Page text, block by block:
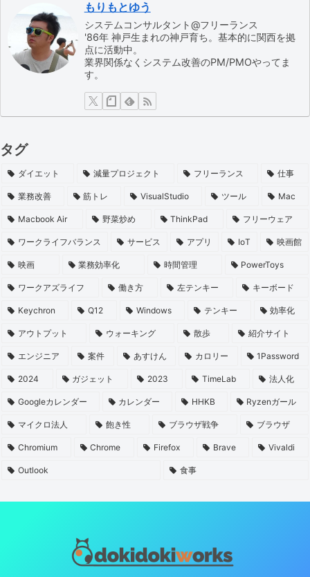
もりもとゆう
システムコンサルタント@フリーランス
'86年 神戸生まれの神戸育ち。基本的に関西を拠
点に活動中。
業界関係なくシステム改善のPM/PMOやってま
す。
タグ
ダイエット 減量プロジェクト フリーランス 仕事
業務改善 筋トレ VisualStudio ツール Mac
Macbook Air 野菜炒め ThinkPad フリーウェア
ワークライフバランス サービス アプリ IoT 映画館
映画 業務効率化 時間管理 PowerToys
ワークアズライフ 働き方 左テンキー キーボード
Keychron Q12 Windows テンキー 効率化
アウトプット ウォーキング 散歩 紹介サイト
エンジニア 案件 あすけん カロリー 1Password
2024 ガジェット 2023 TimeLab 法人化
Googleカレンダー カレンダー HHKB Ryzenガール
マイクロ法人 飽き性 ブラウザ戦争 ブラウザ
Chromium Chrome Firefox Brave Vivaldi
Outlook 食事